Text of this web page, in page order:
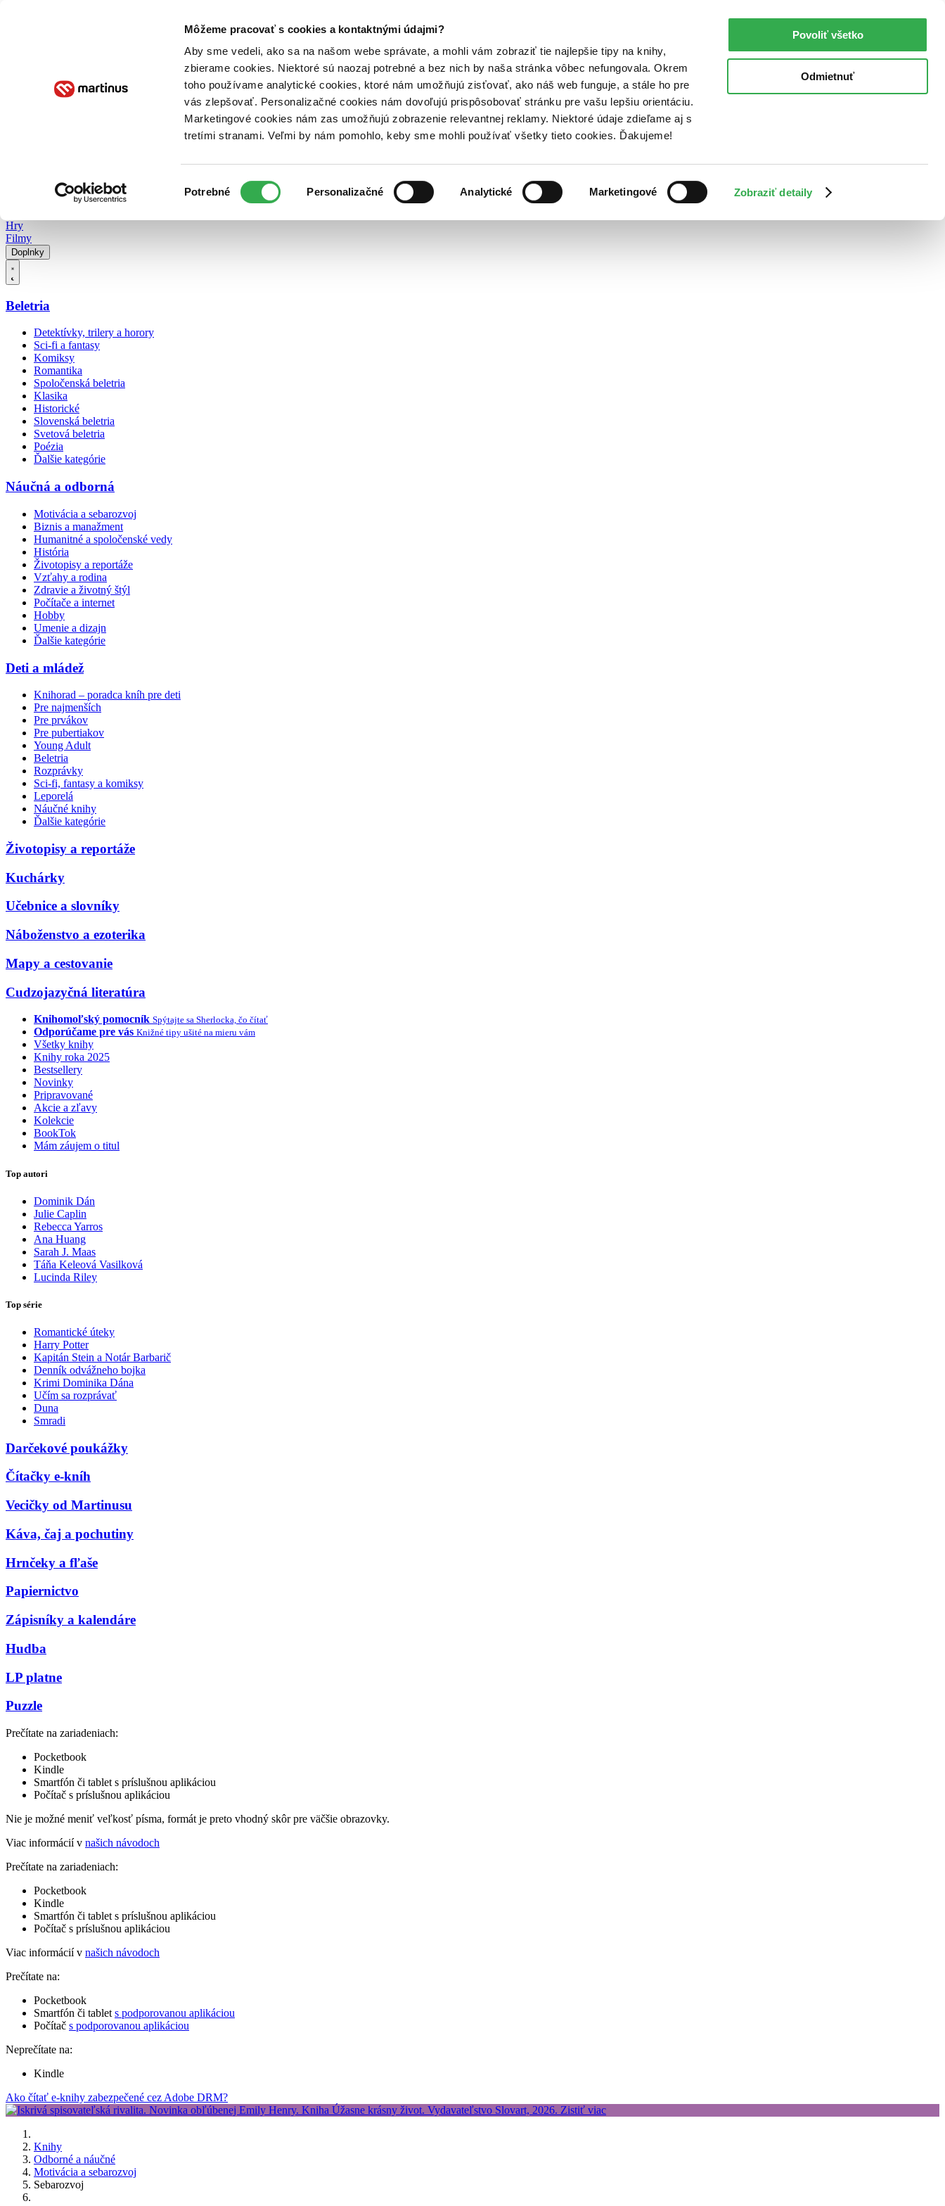
Môžeme pracovať s cookies a kontaktnými údajmi?
Aby sme vedeli, ako sa na našom webe správate, a mohli vám zobraziť tie najlepšie tipy na knihy,
zbierame cookies. Niektoré sú naozaj potrebné a bez nich by naša stránka vôbec nefungovala. Okrem
toho používame analytické cookies, ktoré nám umožňujú zisťovať, ako náš web funguje, a stále ho pre
vás zlepšovať. Personalizačné cookies nám dovoľujú prispôsobovať stránku pre vašu lepšiu orientáciu.
Marketingové cookies nám zas umožňujú zobrazenie relevantnej reklamy. Niektoré údaje zdieľame aj s
tretími stranami. Veľmi by nám pomohlo, keby sme mohli používať všetky tieto cookies. Ďakujeme!
súhlasu
Potrebné Personalizačné Analytické Marketingové Zobraziť detaily
Povoliť všetko
Odmietnuť
Poukážky Kontakt
Hry
Filmy
Doplnky
Beletria
Detektívky, trilery a horory
Sci-fi a fantasy
Komiksy
Romantika
Spoločenská beletria
Klasika
Historické
Slovenská beletria
Svetová beletria
Poézia
Ďalšie kategórie
Náučná a odborná
Motivácia a sebarozvoj
Biznis a manažment
Humanitné a spoločenské vedy
História
Životopisy a reportáže
Vzťahy a rodina
Zdravie a životný štýl
Počítače a internet
Hobby
Umenie a dizajn
Ďalšie kategórie
Deti a mládež
Knihorad – poradca kníh pre deti
Pre najmenších
Pre prvákov
Pre pubertiakov
Young Adult
Beletria
Rozprávky
Sci-fi, fantasy a komiksy
Leporelá
Náučné knihy
Ďalšie kategórie
Životopisy a reportáže
Kuchárky
Učebnice a slovníky
Náboženstvo a ezoterika
Mapy a cestovanie
Cudzojazyčná literatúra
Knihomoľský pomocník Spýtajte sa Sherlocka, čo čítať
Odporúčame pre vás Knižné tipy ušité na mieru vám
Všetky knihy
Knihy roka 2025
Bestsellery
Novinky
Pripravované
Akcie a zľavy
Kolekcie
BookTok
Mám záujem o titul
Top autori
Dominik Dán
Julie Caplin
Rebecca Yarros
Ana Huang
Sarah J. Maas
Táňa Keleová Vasilková
Lucinda Riley
Top série
Romantické úteky
Harry Potter
Kapitán Stein a Notár Barbarič
Denník odvážneho bojka
Krimi Dominika Dána
Učím sa rozprávať
Duna
Smradi
Darčekové poukážky
Čítačky e-kníh
Vecičky od Martinusu
Káva, čaj a pochutiny
Hrnčeky a fľaše
Papiernictvo
Zápisníky a kalendáre
Hudba
LP platne
Puzzle
Prečítate na zariadeniach:
Pocketbook
Kindle
Smartfón či tablet s príslušnou aplikáciou
Počítač s príslušnou aplikáciou
Nie je možné meniť veľkosť písma, formát je preto vhodný skôr pre väčšie obrazovky.
Viac informácií v našich návodoch
Prečítate na zariadeniach:
Pocketbook
Kindle
Smartfón či tablet s príslušnou aplikáciou
Počítač s príslušnou aplikáciou
Viac informácií v našich návodoch
Prečítate na:
Pocketbook
Smartfón či tablet s podporovanou aplikáciou
Počítač s podporovanou aplikáciou
Neprečítate na:
Kindle
Ako čítať e-knihy zabezpečené cez Adobe DRM?
Knihy
Odborné a náučné
Motivácia a sebarozvoj
Sebarozvoj